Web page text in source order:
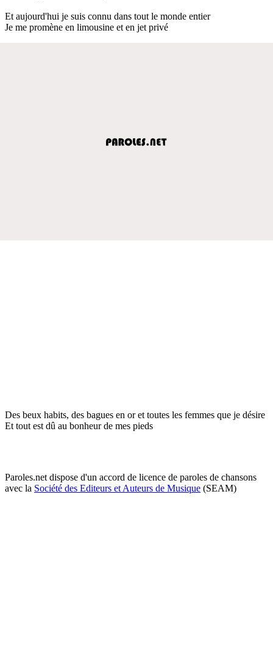
Et aujourd'hui je suis connu dans tout le monde entier
Je me promène en limousine et en jet privé
Des beux habits, des bagues en or et toutes les femmes que je désire
Et tout est dû au bonheur de mes pieds
Paroles.net dispose d'un accord de licence de paroles de chansons
avec la Société des Editeurs et Auteurs de Musique (SEAM)